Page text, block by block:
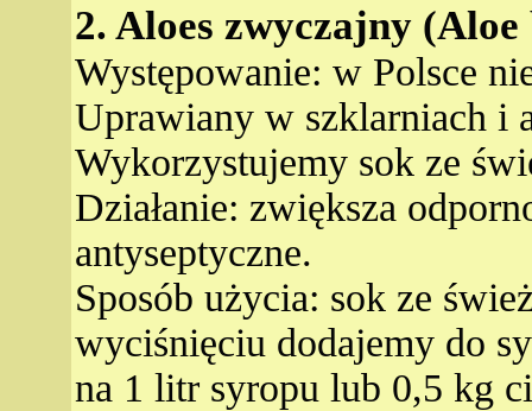
2. Aloes zwyczajny
Występowanie: w Polsce
Uprawiany w szklarniach i
Wykorzystujemy sok ze
Działanie: zwiększa
antyseptyczne.
Sposób użycia: sok ze
wyciśnięciu dodajemy do
na 1 litr syropu lub 0,5 kg